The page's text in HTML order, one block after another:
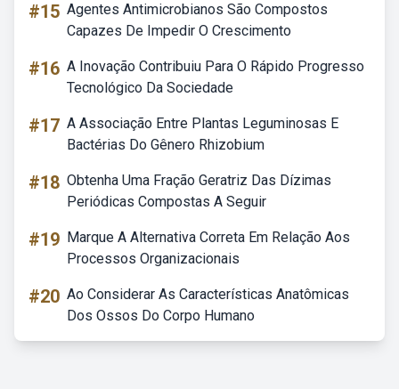
#15 Agentes Antimicrobianos São Compostos
Capazes De Impedir O Crescimento
#16 A Inovação Contribuiu Para O Rápido Progresso
Tecnológico Da Sociedade
#17 A Associação Entre Plantas Leguminosas E
Bactérias Do Gênero Rhizobium
#18 Obtenha Uma Fração Geratriz Das Dízimas
Periódicas Compostas A Seguir
#19 Marque A Alternativa Correta Em Relação Aos
Processos Organizacionais
#20 Ao Considerar As Características Anatômicas
Dos Ossos Do Corpo Humano